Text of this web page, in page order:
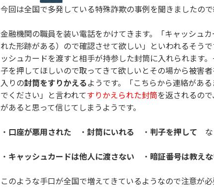
今回は全国で多発している特殊詐欺の事例を聞きましたので
金融機関の職員を装い電話をかけてきます。「キャッシュ
れた形跡がある）ので確認させて欲しい」といわれるそう
ッシュカードを渡すと相手が持参した封筒に入れられます
子を押してほしいので取ってきて欲しいとその場から被害
入りの封筒をすりかえるようです。「こちらから連絡があ
でください」と言われてすりかえられた封筒を返されるの
があると思って信じてしまうようです。
・ 口座が悪用された ・ 封筒にいれる ・ 判子を押して な
・ キャッシュカードは他人に渡さない ・ 暗証番号は教え
このような手口が全国で増えてきているようなので注意が必